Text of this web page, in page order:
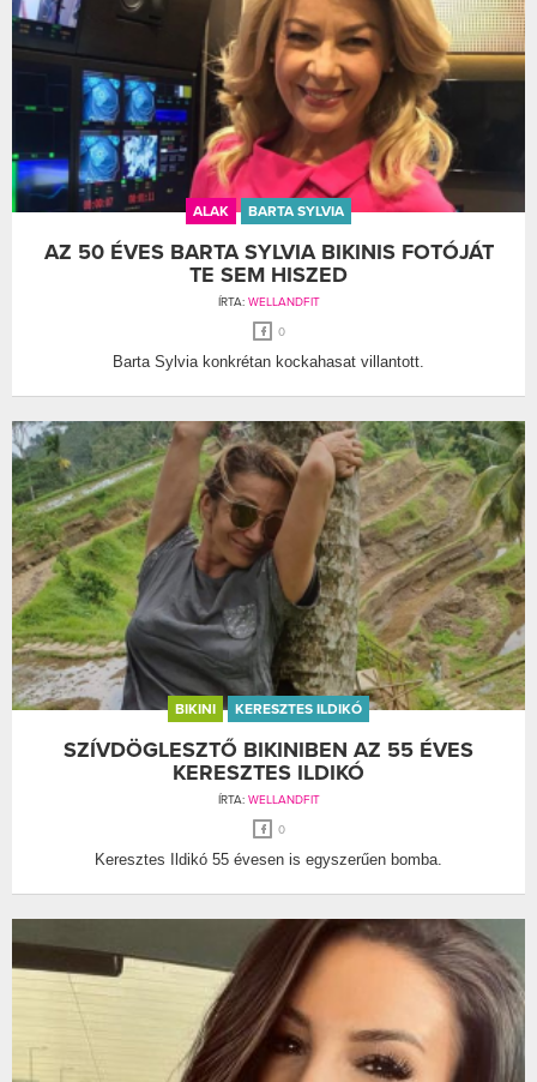
ALAK BARTA SYLVIA
AZ 50 ÉVES BARTA SYLVIA BIKINIS FOTÓJÁT
TE SEM HISZED
ÍRTA: WELLANDFIT
0
Barta Sylvia konkrétan kockahasat villantott.
BIKINI KERESZTES ILDIKÓ
SZÍVDÖGLESZTŐ BIKINIBEN AZ 55 ÉVES
KERESZTES ILDIKÓ
ÍRTA: WELLANDFIT
0
Keresztes Ildikó 55 évesen is egyszerűen bomba.